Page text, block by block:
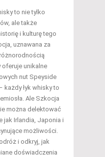
to nie tylko
ale także
i kulturę tego
uznawana za
unikalne
nut Speyside
każdy łyk whisky to
Ale Szkocja
można delektować
jak Irlandia, Japonia i
możliwości.
i odkryj, jak
doświadczenia